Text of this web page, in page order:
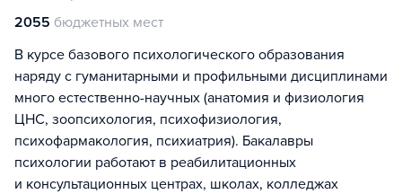
2055 бюджетных мест
В курсе базового психологического образования
наряду с гуманитарными и профильными дисциплинами
много естественно-научных (анатомия и физиология
ЦНС, зоопсихология, психофизиология,
психофармакология, психиатрия). Бакалавры
психологии работают в реабилитационных
и консультационных центрах, школах, колледжах